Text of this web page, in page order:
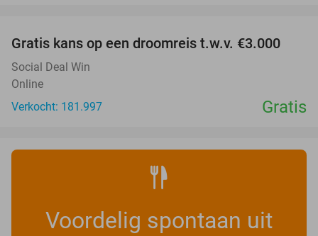
Gratis kans op een droomreis t.w.v. €3.000
Social Deal Win
Online
Verkocht: 181.997
Gratis
Voordelig spontaan uit